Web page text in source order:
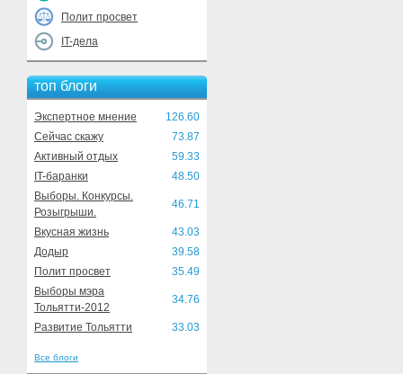
Полит просвет
IT-дела
топ блоги
Экспертное мнение
126.60
Сейчас скажу
73.87
Активный отдых
59.33
IT-баранки
48.50
Выборы. Конкурсы.
Розыгрыши.
46.71
Вкусная жизнь
43.03
Додыр
39.58
Полит просвет
35.49
Выборы мэра
Тольятти-2012
34.76
Развитие Тольятти 33.03
Все блоги